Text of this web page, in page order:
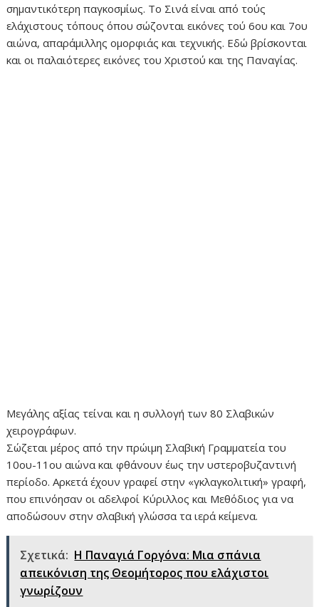
σημαντικότερη παγκοσμίως. Το Σινά είναι από τούς
ελάχιστους τόπους όπου σώζονται εικόνες τού 6ου και 7ου
αιώνα, απαράμιλλης ομορφιάς και τεχνικής. Εδώ βρίσκονται
και οι παλαιότερες εικόνες του Χριστού και της Παναγίας.
Μεγάλης αξίας τείναι και η συλλογή των 80 Σλαβικών
χειρογράφων.
Σώζεται μέρος από την πρώιμη Σλαβική Γραμματεία του
10ου-11ου αιώνα και φθάνουν έως την υστεροβυζαντινή
περίοδο. Αρκετά έχουν γραφεί στην «γκλαγκολιτική» γραφή,
που επινόησαν οι αδελφοί Κύριλλος και Μεθόδιος για να
αποδώσουν στην σλαβική γλώσσα τα ιερά κείμε­να.
Σχετικά: Η Παναγιά Γοργόνα: Μια σπάνια
απεικόνιση της Θεομήτορος που ελάχιστοι
γνωρίζουν